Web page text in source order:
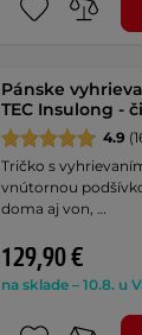
Pánske
TEC Insulong -
4.9
Tričko s
vnútornou
doma aj von, …
129,90 €
na sklade – 10.8. u